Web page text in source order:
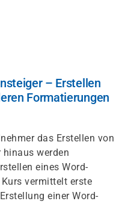
– Erstellen
Formatierungen
das Erstellen von
werden
eines Word-
vermittelt erste
einer Word-